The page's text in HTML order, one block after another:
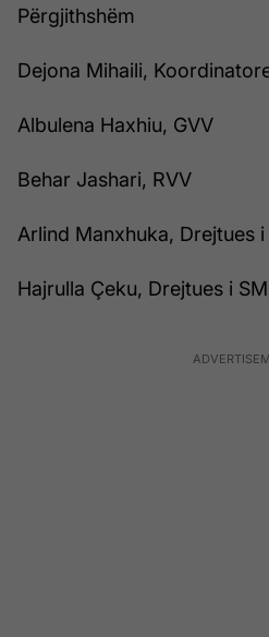
Përgjithshëm
Dejona Mihaili,
Albulena Haxhiu, GVV
Behar Jashari, RVV
Arlind Manxhuka, Drejtues i
Hajrulla Çeku, Drejtues i